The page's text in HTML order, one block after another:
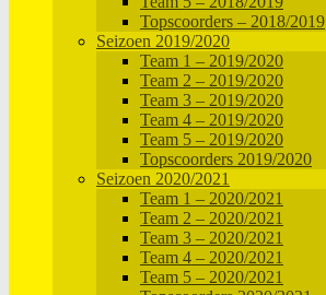
Topscoorders – 2018/2019
Seizoen 2019/2020
Team 1 – 2019/2020
Team 2 – 2019/2020
Team 3 – 2019/2020
Team 4 – 2019/2020
Team 5 – 2019/2020
Topscoorders 2019/2020
Seizoen 2020/2021
Team 1 – 2020/2021
Team 2 – 2020/2021
Team 3 – 2020/2021
Team 4 – 2020/2021
Team 5 – 2020/2021